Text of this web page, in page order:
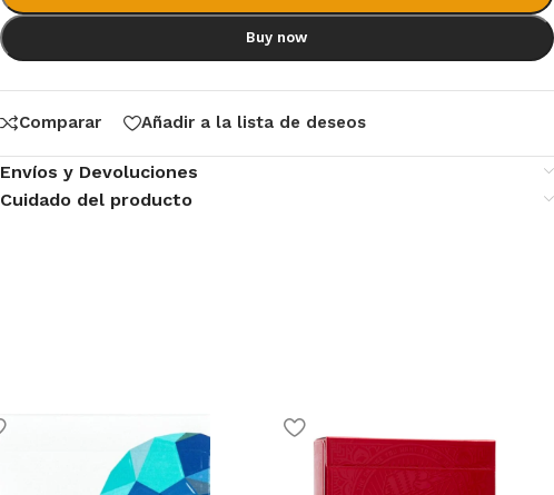
Buy now
Comparar Añadir a la lista de deseos
Envíos y Devoluciones
Cuidado del producto